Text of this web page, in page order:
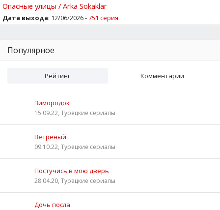
Опасные улицы / Arka Sokaklar
Дата выхода: 12/06/2026 -751 серия
Популярное
Рейтинг Комментарии
Зимородок
15.09.22, Турецкие сериалы
Ветреный
09.10.22, Турецкие сериалы
Постучись в мою дверь
28.04.20, Турецкие сериалы
Дочь посла